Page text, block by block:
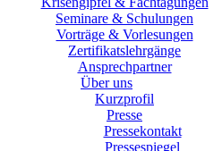
Seminare & Schulungen
Vorträge & Vorlesungen
Zertifikatslehrgänge
Ansprechpartner
Über uns
Kurzprofil
Presse
Pressekontakt
Pressespiegel